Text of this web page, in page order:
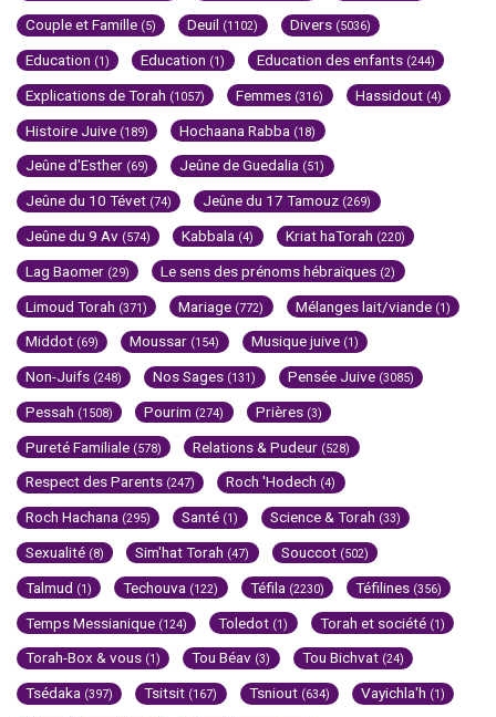
Couple et Famille (5) Deuil (1102) Divers (5036)
Education (1) Education (1) Education des enfants (244)
Explications de Torah (1057) Femmes (316) Hassidout (4)
Histoire Juive (189) Hochaana Rabba (18)
Jeûne d'Esther (69) Jeûne de Guedalia (51)
Jeûne du 10 Tévet (74) Jeûne du 17 Tamouz (269)
Jeûne du 9 Av (574) Kabbala (4) Kriat haTorah (220)
Lag Baomer (29) Le sens des prénoms hébraïques (2)
Limoud Torah (371) Mariage (772) Mélanges lait/viande (1)
Middot (69) Moussar (154) Musique juive (1)
Non-Juifs (248) Nos Sages (131) Pensée Juive (3085)
Pessah (1508) Pourim (274) Prières (3)
Pureté Familiale (578) Relations & Pudeur (528)
Respect des Parents (247) Roch 'Hodech (4)
Roch Hachana (295) Santé (1) Science & Torah (33)
Sexualité (8) Sim'hat Torah (47) Souccot (502)
Talmud (1) Techouva (122) Téfila (2230) Téfilines (356)
Temps Messianique (124) Toledot (1) Torah et société (1)
Torah-Box & vous (1) Tou Béav (3) Tou Bichvat (24)
Tsédaka (397) Tsitsit (167) Tsniout (634) Vayichla'h (1)